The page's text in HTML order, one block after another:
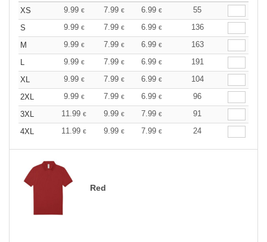
XS 9.99 € 7.99 € 6.99 €
55
S
9.99 € 7.99 € 6.99 €
136
M
9.99 € 7.99 € 6.99 €
163
9.99 € 7.99 € 6.99 €
191
XL
9.99 € 7.99 € 6.99 €
104
2XL
9.99 € 7.99 € 6.99 €
96
3XL
11.99 € 9.99 € 7.99 €
91
4XL
11.99 € 9.99 € 7.99 € 24
Red